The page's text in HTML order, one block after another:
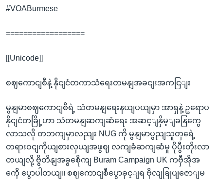
#VOABurmese
==================
[[Unicode]]
စဈကောငျစီနဲ့ နိုငျငံတကာသံရေးတမနျအခငျးအကငြျး
မွနျမာစဈကောငျစီရဲ့ သံတမနျရေးနယျပယျမှာ အာရှနဲ့ ဥရောပ
နိုငျငံတခြို့ဟာ သံတမနျဆကျဆံရေး အဆင့ျနှိမ့ျခနြကွေ
လာသလို တဘကျမှာလညျး NUG ကို မွနျမာပွညျသူတှရေဲ့
တရားဝငျကိုယျစားလှယျအဖွဈ လကျခံဆကျဆံမှု ပိုပွီးတိုးလာ
တယျလို့ ဗွိတိနျအခွစေိုကျ Buram Campaign UK ကဗှီအိုအ
ကေို ပွောပါတယျ။ စဈကောငျစီပွောခှင့ျရ ဗိုလျခြုပျဇောျမ